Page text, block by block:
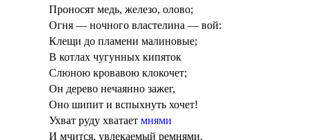
Проносят медь, железо, олово;
Огня — ночного властелина — вой:
Клещи до пламени малиновые;
В котлах чугунных кипяток
Слюною кровавою клокочет;
Он дерево нечаянно зажег,
Оно шипит и вспыхнуть хочет!
Ухват руду хватает мнями
И мчится, увлекаемый ремнями.